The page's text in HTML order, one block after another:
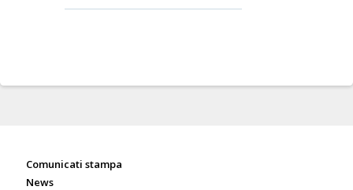
Comunicati stampa
News